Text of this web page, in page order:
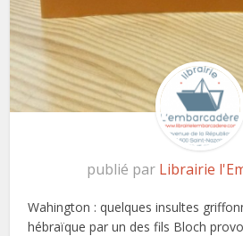
publié par Librairie
Wahington : quelques insultes
hébraïque par un des fils Bloch